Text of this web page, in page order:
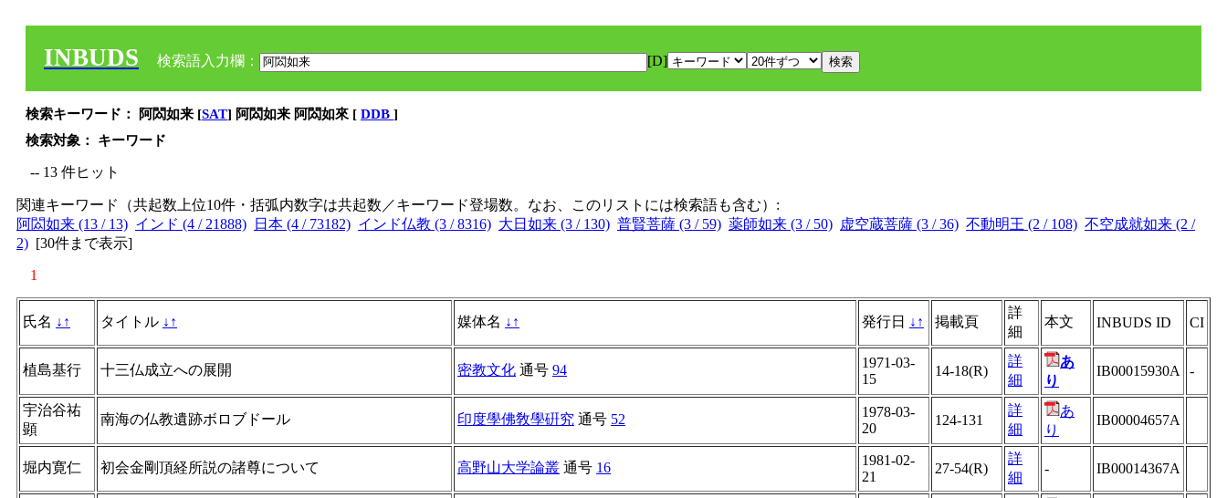
INBUDS 検索語入力欄： [D]
検索キーワード： 阿閦如来 [SAT] 阿閦如来 阿閦如來 [ DDB ]
検索対象： キーワード
-- 13 件ヒット
関連キーワード（共起数上位10件・括弧内数字は共起数／キーワード登場数。なお、このリストには検索語も含む）:
阿閦如来 (13 / 13) インド (4 / 21888) 日本 (4 / 73182) インド仏教 (3 / 8316) 大日如来 (3 / 130) 普賢菩薩 (3 / 59) 薬師如来 (3 / 50) 虚空蔵菩薩 (3 / 36) 不動明王 (2 / 108) 不空成就如来 (2 /
2) [30件まで表示]
1
氏名 ↓ ↑ タイトル ↓ ↑ 媒体名 ↓ ↑ 発行日 ↓ ↑ 掲載頁
詳
細
本文 INBUDS ID CI
植島基行 十三仏成立への展開 密教文化 通号 94
1971-03-
15
14-18(R)
詳
細
あ
り
IB00015930A -
宇治谷祐
顕
南海の仏教遺跡ボロブドール 印度學佛敎學硏究 通号 52
1978-03-
20
124-131
詳
細
あ
り
IB00004657A
堀内寛仁 初会金剛頂経所説の諸尊について 高野山大学論叢 通号 16
1981-02-
21
27-54(R)
詳
細
- IB00014367A